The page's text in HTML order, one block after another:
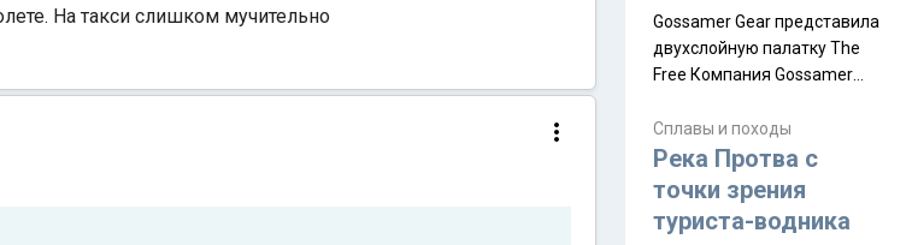
На такси слишком мучительно
Gossamer Gear представила
двухслойную палатку The
Free Компания Gossamer
туристическую палатку The
Free, которая стала первой
ультралегкой моделью в
ассортименте
Сплавы и походы
Река Протва с
точки зрения
туриста-водника